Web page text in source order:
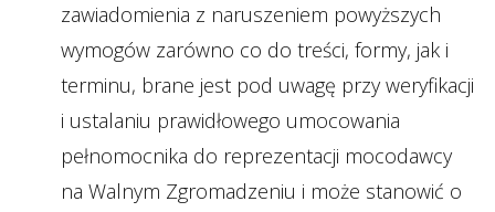
zawiadomienia z naruszeniem powyższych
wymogów zarówno co do treści, formy, jak i
terminu, brane jest pod uwagę przy weryfikacji
i ustalaniu prawidłowego umocowania
pełnomocnika do reprezentacji mocodawcy
na Walnym Zgromadzeniu i może stanowić o